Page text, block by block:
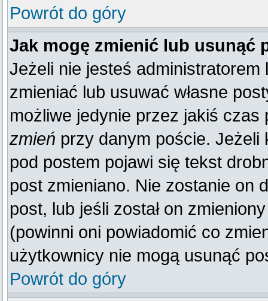
Powrót do góry
Jak mogę zmienić lub usunąć
Jeżeli nie jesteś
zmieniać lub usuwać własne
możliwe jedynie przez jakiś
zmień przy danym poście. Jeżeli
pod postem pojawi się tekst
post zmieniano. Nie zostanie on
post, lub jeśli został on
(powinni oni powiadomić co
użytkownicy nie mogą usunąć
Powrót do góry